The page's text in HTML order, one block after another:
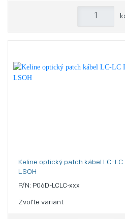
Keline optický patch kábel LC-LC
LSOH
P/N: P06D-LCLC-xxx
Zvoľte variant